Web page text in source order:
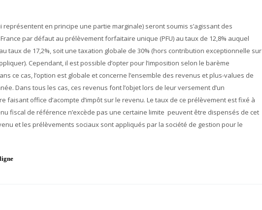
représentent en principe une partie marginale) seront soumis s’agissant des
par défaut au prélèvement forfaitaire unique (PFU) au taux de 12,8% auquel
taux de 17,2%, soit une taxation globale de 30% (hors contribution exceptionnelle sur
Cependant, il est possible d’opter pour l’imposition selon le barème
ce cas, l’option est globale et concerne l’ensemble des revenus et plus-values de
Dans tous les cas, ces revenus font l’objet lors de leur versement d’un
office d’acompte d’impôt sur le revenu. Le taux de ce prélèvement est fixé à
fiscal de référence n’excède pas une certaine limite peuvent être dispensés de cet
et les prélèvements sociaux sont appliqués par la société de gestion pour le